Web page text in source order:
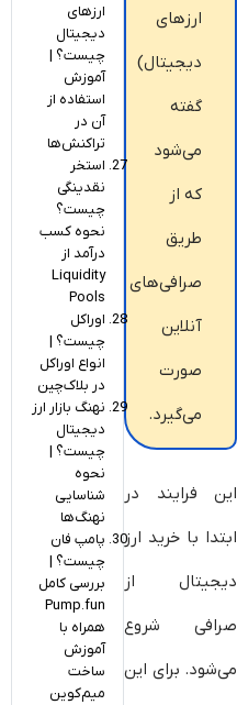
ارزهای
دیجیتال)
گفته
می‌شود
که از
طریق
صرافی‌های
آنلاین
صورت
می‌گیرد.
این فرایند در
ابتدا با خرید ارز
دیجیتال از
صرافی شروع
می‌شود. برای این
ارزهای
دیجیتال
چیست؟ |
آموزش
استفاده از
آن در
تراکنش‌ها
استخر
نقدینگی
چیست؟
نحوه کسب
درآمد از
Liquidity
Pools
اوراکل‌
چیست؟ |
انواع اوراکل
در بلاک‌چین
نهنگ‌ بازار ارز
دیجیتال
چیست؟ |
نحوه
شناسایی
نهنگ‎‌ها
پامپ فان
چیست؟ |
بررسی کامل
Pump.fun
همراه با
آموزش
ساخت
میم‌کوین